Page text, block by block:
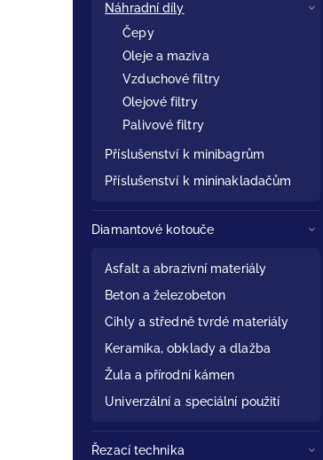
Náhradní díly
Čepy
Oleje a maziva
Vzduchové filtry
Olejové filtry
Palivové filtry
Příslušenství k minibagrům
Příslušenství k mininakladačům
Diamantové kotouče
Asfalt a abrazivní materiály
Beton a železobeton
Cihly a středně tvrdé materiály
Keramika, obklady a dlažba
Žula a přírodní kámen
Univerzální a speciální použití
Řezací technika